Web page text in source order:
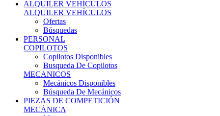
Ofertas
Búsquedas
PERSONAL
COPILOTOS
Copilotos Disponibles
Busqueda De Copilotos
MECANICOS
Mecánicos Disponibles
Búsqueda De Mecánicos
PIEZAS DE COMPETICIÓN
MECÁNICA
Motores